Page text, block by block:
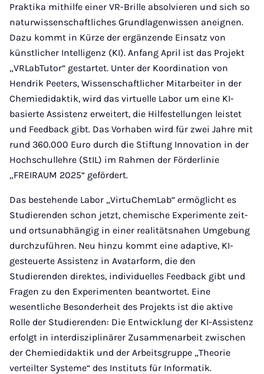
Praktika mithilfe einer VR-Brille absolvieren und sich so
naturwissenschaftliches Grundlagenwissen aneignen.
Dazu kommt in Kürze der ergänzende Einsatz von
künstlicher Intelligenz (KI). Anfang April ist das Projekt
„VRLabTutor“ gestartet. Unter der Koordination von
Hendrik Peeters, Wissenschaftlicher Mitarbeiter in der
Chemiedidaktik, wird das virtuelle Labor um eine KI-
basierte Assistenz erweitert, die Hilfestellungen leistet
und Feedback gibt. Das Vorhaben wird für zwei Jahre mit
rund 360.000 Euro durch die Stiftung Innovation in der
Hochschullehre (StIL) im Rahmen der Förderlinie
„FREIRAUM 2025“ gefördert.
Das bestehende Labor „VirtuChemLab“ ermöglicht es
Studierenden schon jetzt, chemische Experimente zeit-
und ortsunabhängig in einer realitätsnahen Umgebung
durchzuführen. Neu hinzu kommt eine adaptive, KI-
gesteuerte Assistenz in Avatarform, die den
Studierenden direktes, individuelles Feedback gibt und
Fragen zu den Experimenten beantwortet. Eine
wesentliche Besonderheit des Projekts ist die aktive
Rolle der Studierenden: Die Entwicklung der KI-Assistenz
erfolgt in interdisziplinärer Zusammenarbeit zwischen
der Chemiedidaktik und der Arbeitsgruppe „Theorie
verteilter Systeme“ des Instituts für Informatik.